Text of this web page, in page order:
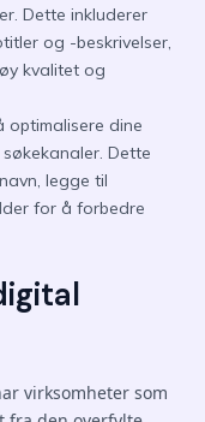
Dette inkluderer
og -beskrivelser,
kvalitet og
optimalisere dine
Dette
legge til
for å forbedre
virksomheter som